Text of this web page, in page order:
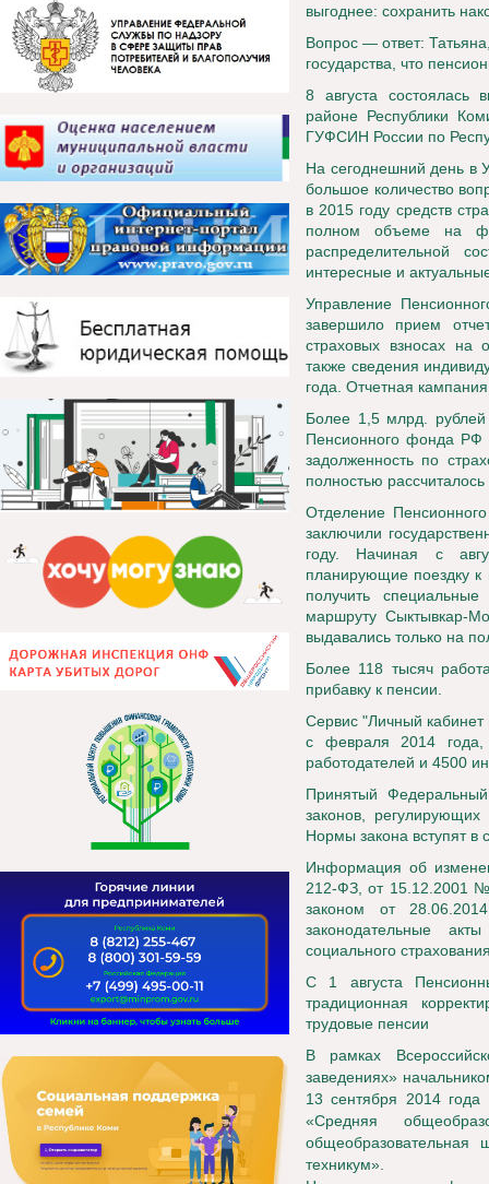
выгоднее: сохранить
Вопрос — ответ:
государства, что
8 августа состоялась
районе Республики
ГУФСИН России по
На сегоднешний день в
большое количество
в 2015 году средств
полном объеме на
распределительной
интересные и
Управление
завершило прием
страховых взносах на
также сведения
года. Отчетная
Более 1,5 млрд. рублей
Пенсионного фонда РФ
задолженность по
полностью
Отделение
заключили
году. Начиная с
планирующие поездку к
получить
маршруту Сыктывкар-
выдавались только на
Более 118 тысяч
прибавку к пенсии.
Сервис "Личный
с февраля 2014
работодателей и 4500
Принятый
законов,
Нормы закона вступят в
Информация об
212-ФЗ, от 15.12.2001
законом от
законодательные
социального
С 1 августа
традиционная
трудовые пенсии
В рамках
заведениях»
13 сентября 2014
«Средняя
техникум».